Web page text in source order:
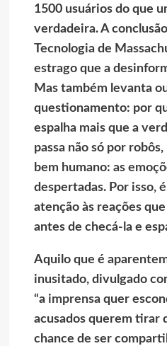
1500 usuários do que
verdadeira. A
Tecnologia de
estrago que a
Mas também levanta
questionamento: por
espalha mais que a
passa não só por
bem humano: as
despertadas. Por isso,
atenção às reações
antes de checá-la e
Aquilo que é
inusitado, divulgado
“a imprensaquer
acusados querem tirar
chance de ser